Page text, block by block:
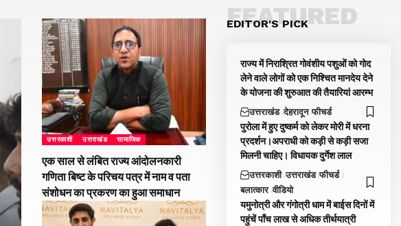
उत्तरकाशी उत्तराखंड सामाजिक
एक साल से लंबित राज्य आंदोलनकारी
गणिता बिष्ट के परिचय पत्र में नाम व पता
संशोधन का प्रकरण का हुआ समाधान
EDITOR'S PICK
FEATURED
राज्य में निराश्रित गोवंशीय पशुओं को गोद
लेने वाले लोगों को एक निश्चित मानदेय देने
के योजना की शुरुआत की तैयारियां आरम्भ
उत्तराखंड देहरादून फीचर्ड
पुरोला में हुए दुष्कर्म को लेकर मोरी में धरना
प्रदर्शन।अपराधी को कड़ी से कड़ी सजा
मिलनी चाहिए। विधायक दुर्गेश लाल
उत्तरकाशी उत्तराखंड फीचर्ड
बलात्कार वीडियो
यमुनोत्री और गंगोत्री धाम में बाईस दिनों में
पहुंचें पॉंच लाख से अधिक तीर्थयात्री